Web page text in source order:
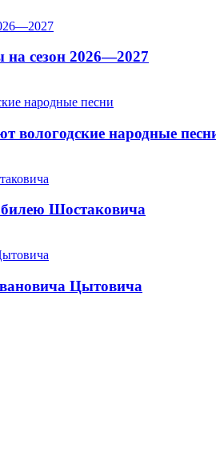
сезон 2026—2027
вологодские народные
Шостаковича
Цытовича